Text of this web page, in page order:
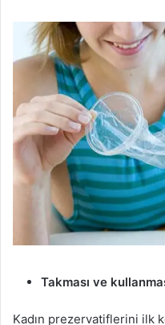
Takması ve
Kadın prezervatiflerini ilk